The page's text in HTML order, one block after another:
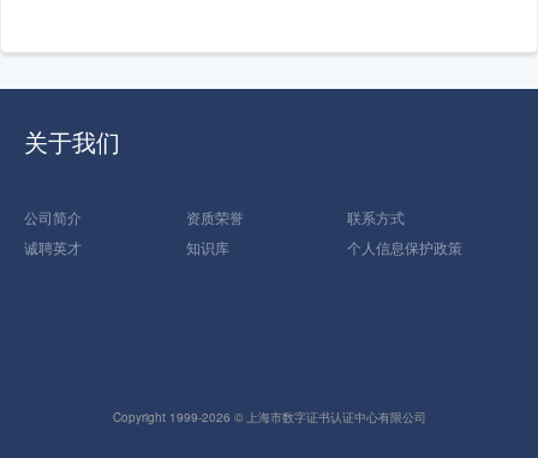
关于我们
公司简介 资质荣誉
联系方式
诚聘英才
知识库 个人信息保护政策
Copyright 1999-2026 © 上海市数字证书认证中心有限公司